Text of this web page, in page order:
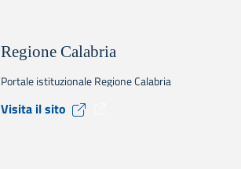
Regione Calabria
Portale istituzionale Regione Calabria
Visita il sito